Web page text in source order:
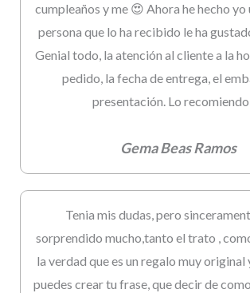
cumpleaños y me 😍 Ahora he hecho yo
persona que lo ha recibido le ha
Genial todo, la atención al cliente a la
pedido, la fecha de entrega, el
presentación. Lo
Gema Beas Ramos
Tenia mis dudas, pero
sorprendido mucho,tanto el trato ,
la verdad que es un regalo muy original
puedes crear tu frase, que decir de